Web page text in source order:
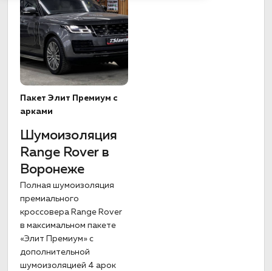
Пакет Элит Премиум с
арками
Шумоизоляция
Range Rover в
Воронеже
Полная шумоизоляция
премиального
кроссовера Range Rover
в максимальном пакете
«Элит Премиум» с
дополнительной
шумоизоляцией 4 арок